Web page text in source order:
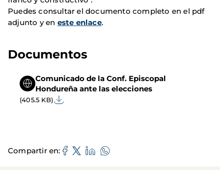
Puedes consultar el documento completo en el pdf
adjunto y en este enlace.
Documentos
Comunicado de la Conf. Episcopal
Hondureña ante las elecciones
(405.5 KB)
Compartir en